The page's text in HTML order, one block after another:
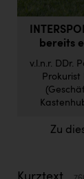
ERLUS AG
everfield
Firmenradl
HIG
bereits
v.l.n.r. DDr.
Zu